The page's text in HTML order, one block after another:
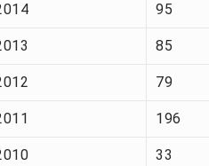
95
85
79
196
33